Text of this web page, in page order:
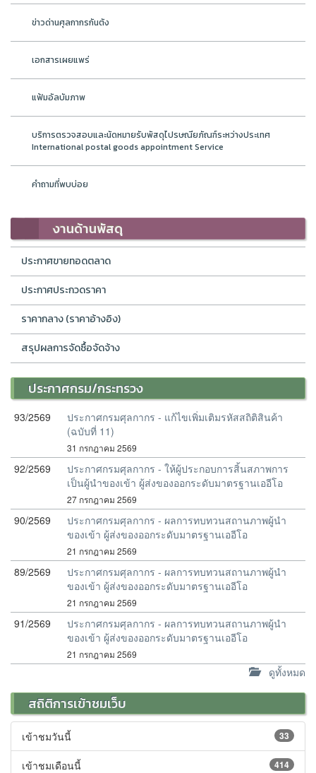
ข่าวด่านศุลกากรกันตัง
เอกสารเผยแพร่
แฟ้มอัลบัมภาพ
บริการตรวจสอบและนัดหมายรับพัสดุไปรษณียภัณฑ์ระหว่างประเทศ
International postal goods appointment Service
คำถามที่พบบ่อย
งานด้านพัสดุ
ประกาศขายทอดตลาด
ประกาศประกวดราคา
ราคากลาง (ราคาอ้างอิง)
สรุปผลการจัดซื้อจัดจ้าง
ประกาศกรม/กระทรวง
93/2569
ประกาศกรมศุลกากร - แก้ไขเพิ่มเติมรหัสสถิติสินค้า
(ฉบับที่ 11)
31 กรกฎาคม 2569
92/2569
ประกาศกรมศุลกากร - ให้ผู้ประกอบการสิ้นสภาพการ
เป็นผู้นำของเข้า ผู้ส่งของออกระดับมาตรฐานเออีโอ
27 กรกฎาคม 2569
90/2569
ประกาศกรมศุลกากร - ผลการทบทวนสถานภาพผู้นำ
ของเข้า ผู้ส่งของออกระดับมาตรฐานเออีโอ
21 กรกฎาคม 2569
89/2569
ประกาศกรมศุลกากร - ผลการทบทวนสถานภาพผู้นำ
ของเข้า ผู้ส่งของออกระดับมาตรฐานเออีโอ
21 กรกฎาคม 2569
91/2569
ประกาศกรมศุลกากร - ผลการทบทวนสถานภาพผู้นำ
ของเข้า ผู้ส่งของออกระดับมาตรฐานเออีโอ
21 กรกฎาคม 2569
ดูทั้งหมด
สถิติการเข้าชมเว็บ
33
เข้าชมวันนี้
414
เข้าชมเดือนนี้